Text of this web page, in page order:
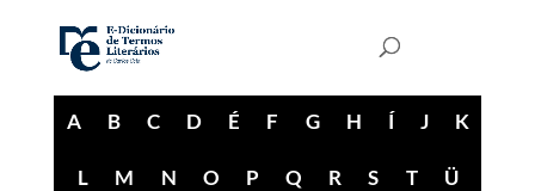
A B C D É F G H Í J K
L M N O P Q R S T Ü